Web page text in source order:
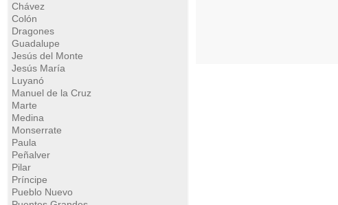
Chávez
Colón
Dragones
Guadalupe
Jesús del Monte
Jesús María
Luyanó
Manuel de la Cruz
Marte
Medina
Monserrate
Paula
Peñalver
Pilar
Príncipe
Pueblo Nuevo